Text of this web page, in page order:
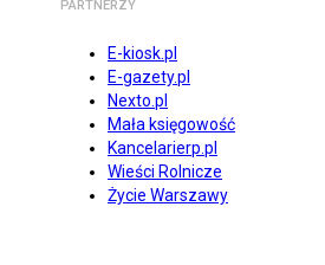
PARTNERZY
E-kiosk.pl
E-gazety.pl
Nexto.pl
Mała księgowość
Kancelarierp.pl
Wieści Rolnicze
Życie Warszawy